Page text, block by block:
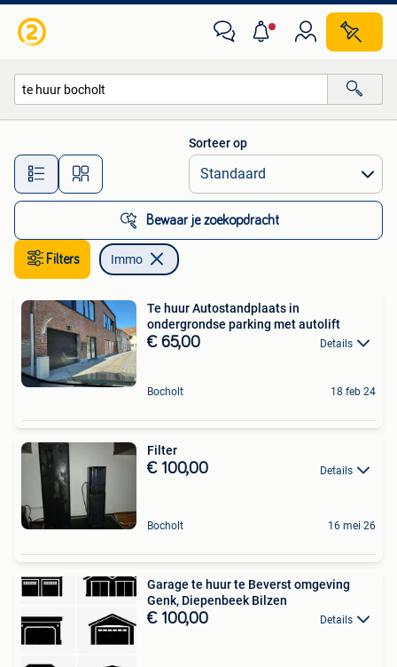
Alle afstanden…
Sorteer op
Bewaar je zoekopdracht
Filters Immo
Te huur Autostandplaats in
ondergrondse parking met autolift
€ 65,00 Details
Bocholt 18 feb 24
Filter
€ 100,00 Details
Bocholt 16 mei 26
Garage te huur te Beverst omgeving
Genk, Diepenbeek Bilzen
€ 100,00 Details